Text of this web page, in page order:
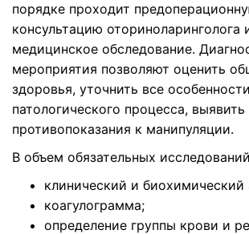
порядке проходит
консультацию оториноларинголога
медицинское обследование.
мероприятия позволяют оценить
здоровья, уточнить все особенности
патологического процесса,
противопоказания к манипуляции.
В объем обязательных
клинический и биохимический
коагулограмма;
определение группы крови и